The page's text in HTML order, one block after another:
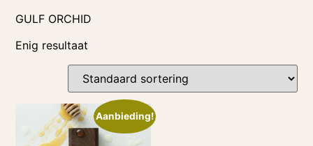
GULF ORCHID
Enig resultaat
Aanbieding!